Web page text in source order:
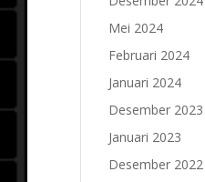
Mei 2024
Februari 2024
Januari 2024
Desember 2023
Januari 2023
Desember 2022